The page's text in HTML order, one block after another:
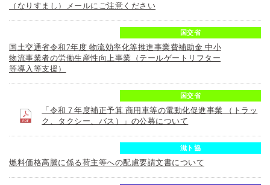
（なりすまし）メールにご注意ください
国交省
国土交通省令和7年度 物流効率化等推進事業費補助金 中小
物流事業者の労働生産性向上事業（テールゲートリフター
等導入等支援）
国交省
「令和７年度補正予算 商用車等の電動化促進事業 （トラッ
ク、タクシー、バス）」の公募について
滋ト協
燃料価格高騰に係る荷主等への配慮要請文書について